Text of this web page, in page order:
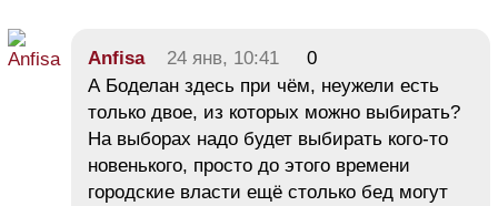
Anfisa 24 янв, 10:41
0
А Боделан здесь при чём, неужели есть
только двое, из которых можно выбирать?
На выборах надо будет выбирать кого-то
новенького, просто до этого времени
городские власти ещё столько бед могут